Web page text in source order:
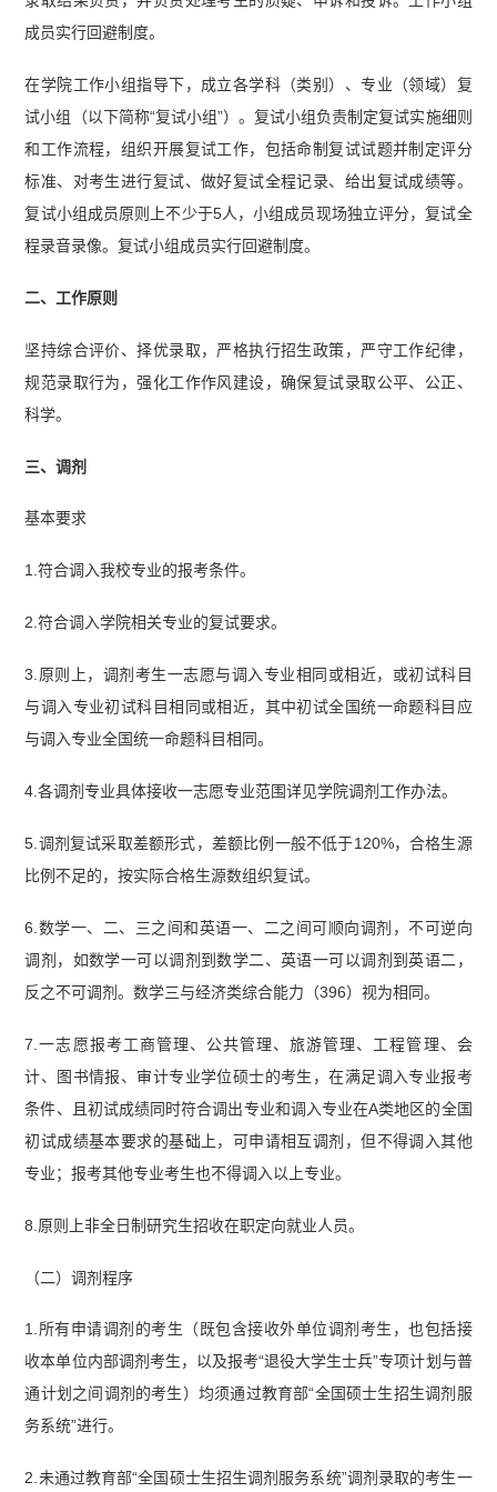
成员实行回避制度。
在学院工作小组指导下，成立各学科（类别）、专业（领域）复
试小组（以下简称“复试小组”）。复试小组负责制定复试实施细则
和工作流程，组织开展复试工作，包括命制复试试题并制定评分
标准、对考生进行复试、做好复试全程记录、给出复试成绩等。
复试小组成员原则上不少于5人，小组成员现场独立评分，复试全
程录音录像。复试小组成员实行回避制度。
二、工作原则
坚持综合评价、择优录取，严格执行招生政策，严守工作纪律，
规范录取行为，强化工作作风建设，确保复试录取公平、公正、
科学。
三、调剂
基本要求
1.符合调入我校专业的报考条件。
2.符合调入学院相关专业的复试要求。
3.原则上，调剂考生一志愿与调入专业相同或相近，或初试科目
与调入专业初试科目相同或相近，其中初试全国统一命题科目应
与调入专业全国统一命题科目相同。
4.各调剂专业具体接收一志愿专业范围详见学院调剂工作办法。
5.调剂复试采取差额形式，差额比例一般不低于120%，合格生源
比例不足的，按实际合格生源数组织复试。
6.数学一、二、三之间和英语一、二之间可顺向调剂，不可逆向
调剂，如数学一可以调剂到数学二、英语一可以调剂到英语二，
反之不可调剂。数学三与经济类综合能力（396）视为相同。
7.一志愿报考工商管理、公共管理、旅游管理、工程管理、会
计、图书情报、审计专业学位硕士的考生，在满足调入专业报考
条件、且初试成绩同时符合调出专业和调入专业在A类地区的全国
初试成绩基本要求的基础上，可申请相互调剂，但不得调入其他
专业；报考其他专业考生也不得调入以上专业。
8.原则上非全日制研究生招收在职定向就业人员。
（二）调剂程序
1.所有申请调剂的考生（既包含接收外单位调剂考生，也包括接
收本单位内部调剂考生，以及报考“退役大学生士兵”专项计划与普
通计划之间调剂的考生）均须通过教育部“全国硕士生招生调剂服
务系统”进行。
2.未通过教育部“全国硕士生招生调剂服务系统”调剂录取的考生一